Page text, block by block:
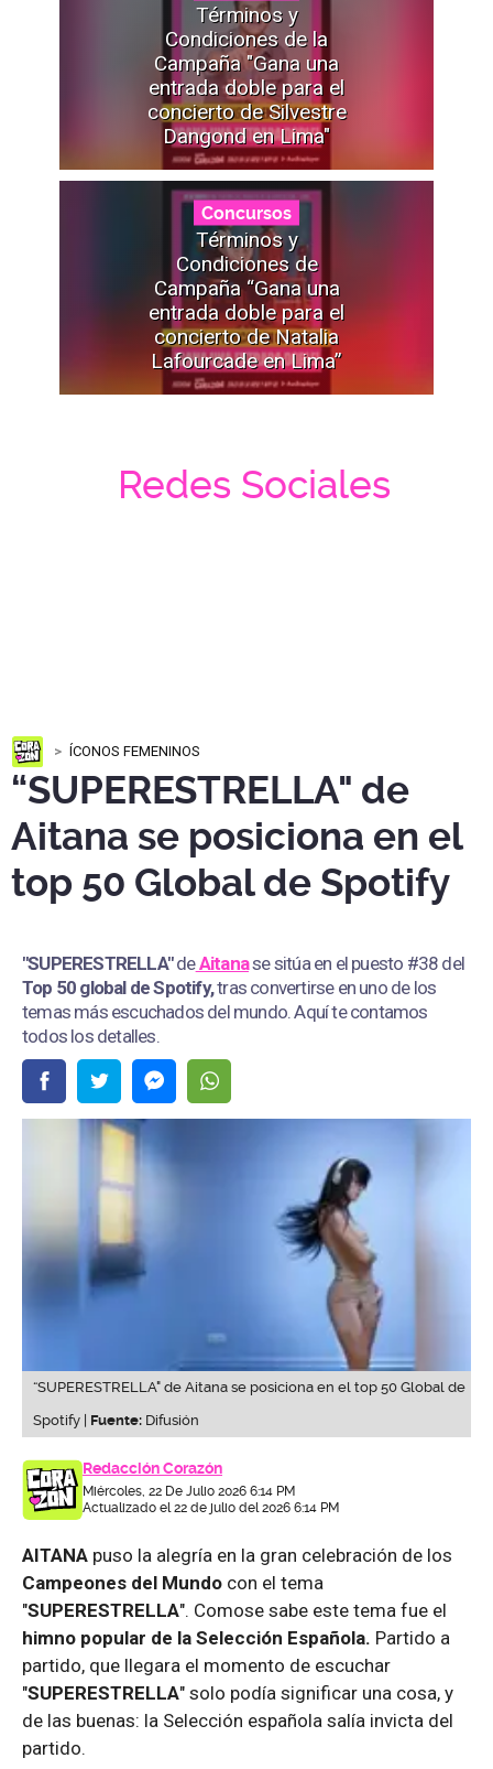
Términos y
Condiciones de la
Campaña "Gana una
entrada doble para el
concierto de Silvestre
Dangond en Lima"
Concursos
Términos y
Condiciones de
Campaña “Gana una
entrada doble para el
concierto de Natalia
Lafourcade en Lima”
Redes Sociales
ÍCONOS FEMENINOS
“SUPERESTRELLA" de
Aitana se posiciona en el
top 50 Global de Spotify
"SUPERESTRELLA"deAitanase sitúa en el puesto #38 del
Top 50 global de Spotify,tras convertirse en uno de los
temas más escuchados del mundo. Aquí te contamos
todos los detalles.
“SUPERESTRELLA" de Aitana se posiciona en el top 50 Global de
Spotify | Fuente: Difusión
Redacción Corazón
Miércoles, 22 De Julio 2026 6:14 PM
Actualizado el 22 de julio del 2026 6:14 PM
AITANA puso la alegría en la gran celebración de los
Campeones del Mundo con el tema
"SUPERESTRELLA". Comose sabe este tema fue el
himno popular de la Selección Española. Partido a
partido, que llegara el momento de escuchar
"SUPERESTRELLA" solo podía significar una cosa, y
de las buenas: la Selección española salía invicta del
partido.